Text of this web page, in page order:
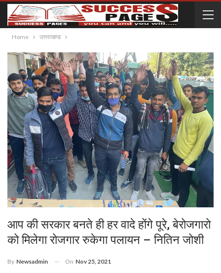
Home उत्तराखण्ड
आप की सरकार बनते ही हर वादे होंगे पूरे, बेरोजगारो
को मिलेगा रोजगार रुकेगा पलायन – नितिन जोशी
By Newsadmin On Nov 25, 2021